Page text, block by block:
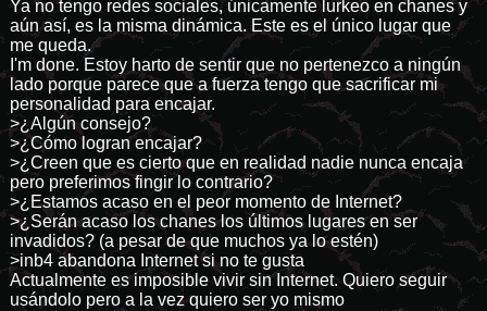
Ya no tengo redes sociales, únicamente lurkeo en chanes y
aún así, es la misma dinámica. Este es el único lugar que
me queda.
I'm done. Estoy harto de sentir que no pertenezco a ningún
lado porque parece que a fuerza tengo que sacrificar mi
personalidad para encajar.
>¿Algún consejo?
>¿Cómo logran encajar?
>¿Creen que es cierto que en realidad nadie nunca encaja
pero preferimos fingir lo contrario?
>¿Estamos acaso en el peor momento de Internet?
>¿Serán acaso los chanes los últimos lugares en ser
invadidos? (a pesar de que muchos ya lo estén)
>inb4 abandona Internet si no te gusta
Actualmente es imposible vivir sin Internet. Quiero seguir
usándolo pero a la vez quiero ser yo mismo